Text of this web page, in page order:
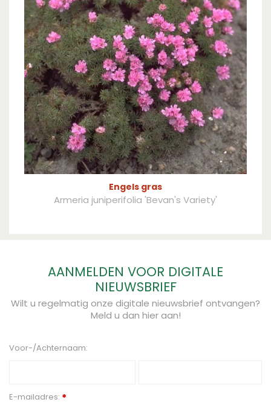
Engels gras
Armeria juniperifolia 'Bevan's Variety'
AANMELDEN VOOR DIGITALE
NIEUWSBRIEF
Wilt u regelmatig onze digitale nieuwsbrief ontvangen?
Meld u dan hier aan!
Voor-/Achternaam:
E-mailadres: *